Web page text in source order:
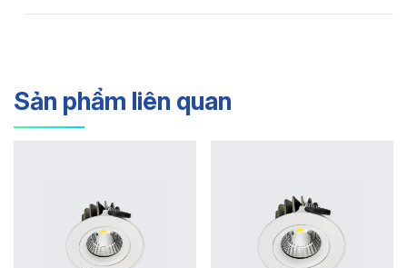
Sản phẩm liên quan